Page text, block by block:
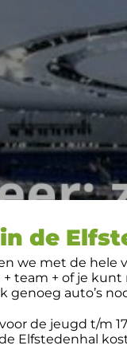
de
we met de hele
+ team + of je
genoeg auto’s
de jeugd t/m 17
Elfstedenhal